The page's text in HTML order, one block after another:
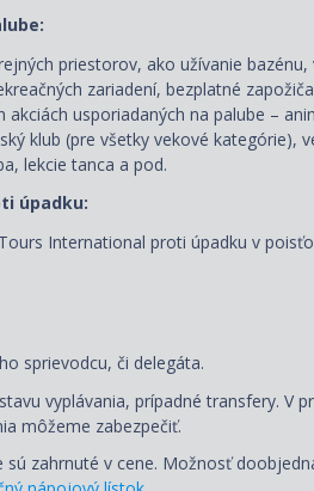
priestorov, ako užívanie
zariadení, bezplatné
akciách usporiadaných na palube –
klub (pre všetky vekové kategórie),
lekcie tanca a pod.
úpadku:
International proti úpadku v
sprievodcu, či delegáta.
vyplávania, prípadné transfery. V
môžeme zabezpečiť.
sú zahrnuté v cene. Možnosť